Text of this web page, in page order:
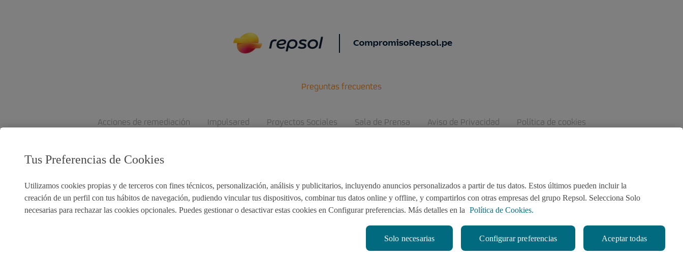
Preguntas frecuentes
Acciones de remediación Impulsared Proyectos Sociales Sala de Prensa Aviso de Privacidad Política de cookies
twitter facebook linkedin youtube instagram
Tus Preferencias de Cookies
Utilizamos cookies propias y de terceros con fines técnicos, personalización, análisis y publicitarios, incluyendo anuncios personalizados a partir de tus datos. Estos últimos pueden incluir la
creación de un perfil con tus hábitos de navegación, pudiendo vincular tus dispositivos, combinar tus datos online y offline, y compartirlos con otras empresas del grupo Repsol. Selecciona Solo
necesarias para rechazar las cookies opcionales. Puedes gestionar o desactivar estas cookies en Configurar preferencias. Más detalles en la Política de Cookies.
Configurar preferencias
Solo necesarias Aceptar todas